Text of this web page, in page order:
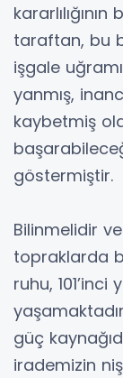
taraftan, bu
işgale
yanmış,
kaybetmiş
göstermiştir.
Bilinmelidir
topraklarda
ruhu, 101’inci
güç
irademizin